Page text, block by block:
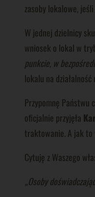
zasoby lokalowe,
W jednej dzielnicy
wniosek o lokal w
punkcie, w
lokalu na
Przypomnę Państwu
oficjalnie przyjęła
traktowanie. A jak to
Cytuję z Waszego
„Osoby